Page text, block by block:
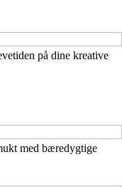
på dine kreative
med bæredygtige